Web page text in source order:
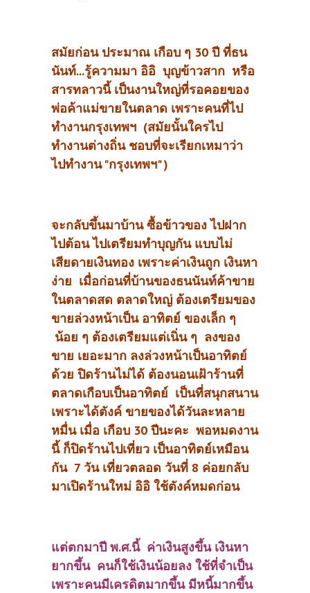
สมัยก่อน ประมาณ เกือบ ๆ 30 ปี ที่ธน
นันท์...รู้ความมา อิอิ บุญข้าวสาก หรือ
สารทลาวนี้ เป็นงานใหญ่ที่รอคอยของ
พ่อค้าแม่ขายในตลาด เพราะคนที่ไป
ทำงานกรุงเทพฯ (สมัยนั้นใครไป
ทำงานต่างถิ่น ชอบที่จะเรียกเหมาว่า
ไปทำงาน "กรุงเทพฯ" )
จะกลับขึ้นมาบ้าน ซื้อข้าวของ ไปฝาก
ไปต้อน ไปเตรียมทำบุญกัน แบบไม่
เสียดายเงินทอง เพราะค่าเงินถูก เงินหา
ง่าย เมื่อก่อนที่บ้านของธนนันท์ค้าขาย
ในตลาดสด ตลาดใหญ่ ต้องเตรียมของ
ขายล่วงหน้าเป็น อาทิตย์ ของเล็ก ๆ
น้อย ๆ ต้องเตรียมแต่เนิ่น ๆ ลงของ
ขาย เยอะมาก ลงล่วงหน้าเป็นอาทิตย์
ด้วย ปิดร้านไม่ได้ ต้องนอนเฝ้าร้านที่
ตลาดเกือบเป็นอาทิตย์ เป็นที่สนุกสนาน
เพราะได้ตังค์ ขายของได้วันละหลาย
หมื่น เมื่อ เกือบ 30 ปีนะคะ พอหมดงาน
นี้ ก็ปิดร้านไปเที่ยว เป็นอาทิตย์เหมือน
กัน 7 วัน เที่ยวตลอด วันที่ 8 ค่อยกลับ
มาเปิดร้านใหม่ อิอิ ใช้ตังค์หมดก่อน
แต่ตกมาปี พ.ศ.นี้ ค่าเงินสูงขึ้น เงินหา
ยากขึ้น คนก็ใช้เงินน้อยลง ใช้ที่จำเป็น
เพราะคนมีเครดิตมากขึ้น มีหนี้มากขึ้น